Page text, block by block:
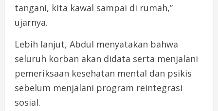
tangani, kita kawal sampai di rumah,”
ujarnya.
Lebih lanjut, Abdul menyatakan bahwa
seluruh korban akan didata serta menjalani
pemeriksaan kesehatan mental dan psikis
sebelum menjalani program reintegrasi
sosial.